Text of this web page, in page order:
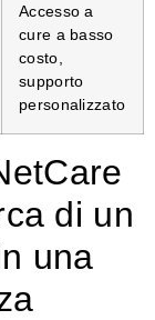
Accesso a
cure a basso
costo,
supporto
personalizzato
di un
una